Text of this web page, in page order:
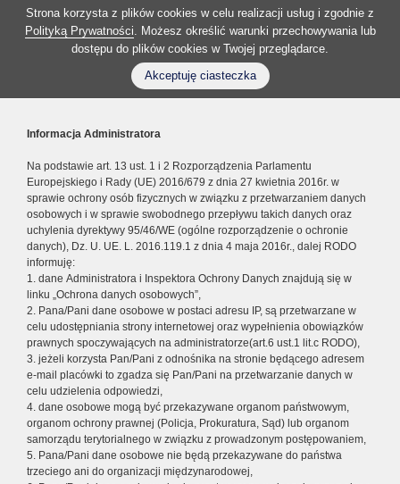
Strona korzysta z plików cookies w celu realizacji usług i zgodnie z
Polityką Prywatności. Możesz określić warunki przechowywania lub
dostępu do plików cookies w Twojej przeglądarce.
Akceptuję ciasteczka
Informacja Administratora
Na podstawie art. 13 ust. 1 i 2 Rozporządzenia Parlamentu
Europejskiego i Rady (UE) 2016/679 z dnia 27 kwietnia 2016r. w
sprawie ochrony osób fizycznych w związku z przetwarzaniem danych
osobowych i w sprawie swobodnego przepływu takich danych oraz
uchylenia dyrektywy 95/46/WE (ogólne rozporządzenie o ochronie
danych), Dz. U. UE. L. 2016.119.1 z dnia 4 maja 2016r., dalej RODO
informuję:
1. dane Administratora i Inspektora Ochrony Danych znajdują się w
linku „Ochrona danych osobowych”,
2. Pana/Pani dane osobowe w postaci adresu IP, są przetwarzane w
celu udostępniania strony internetowej oraz wypełnienia obowiązków
prawnych spoczywających na administratorze(art.6 ust.1 lit.c RODO),
3. jeżeli korzysta Pan/Pani z odnośnika na stronie będącego adresem
e-mail placówki to zgadza się Pan/Pani na przetwarzanie danych w
celu udzielenia odpowiedzi,
4. dane osobowe mogą być przekazywane organom państwowym,
organom ochrony prawnej (Policja, Prokuratura, Sąd) lub organom
samorządu terytorialnego w związku z prowadzonym postępowaniem,
5. Pana/Pani dane osobowe nie będą przekazywane do państwa
trzeciego ani do organizacji międzynarodowej,